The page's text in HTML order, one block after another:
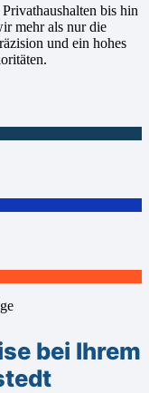
bis hin
mehr als nur die
und ein hohes
bei Ihrem